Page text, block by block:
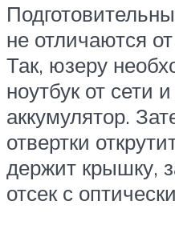
не отличаются
Так, юзеру
ноутбук от сети
аккумулятор.
отвертки
держит крышку,
отсек с